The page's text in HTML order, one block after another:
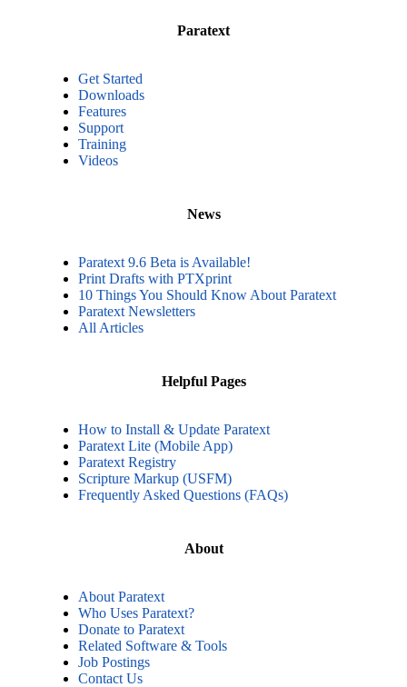
Paratext
Get Started
Downloads
Features
Support
Training
Videos
News
Paratext 9.6 Beta is Available!
Print Drafts with PTXprint
10 Things You Should Know About Paratext
Paratext Newsletters
All Articles
Helpful Pages
How to Install & Update Paratext
Paratext Lite (Mobile App)
Paratext Registry
Scripture Markup (USFM)
Frequently Asked Questions (FAQs)
About
About Paratext
Who Uses Paratext?
Donate to Paratext
Related Software & Tools
Job Postings
Contact Us